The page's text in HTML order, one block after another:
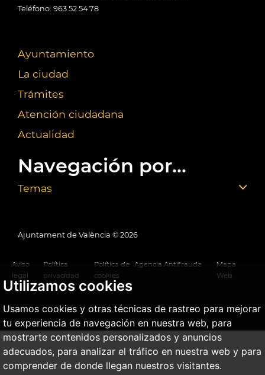
Utilizamos cookies
Usamos cookies y otras técnicas de rastreo para mejorar
tu experiencia de navegación en nuestra web, para
mostrarte contenidos personalizados y anuncios
adecuados, para analizar el tráfico en nuestra web y para
comprender de donde llegan nuestros visitantes.
Teléfono: 963 52 54 78
Ayuntamiento
La ciudad
Trámites
Atención ciudadana
Actualidad
Navegación por...
Temas
Ajuntament de València © 2026
Aviso
legal
Política
privacidad
Política de
cookies
Agencia Antifraude
Mapa
Web